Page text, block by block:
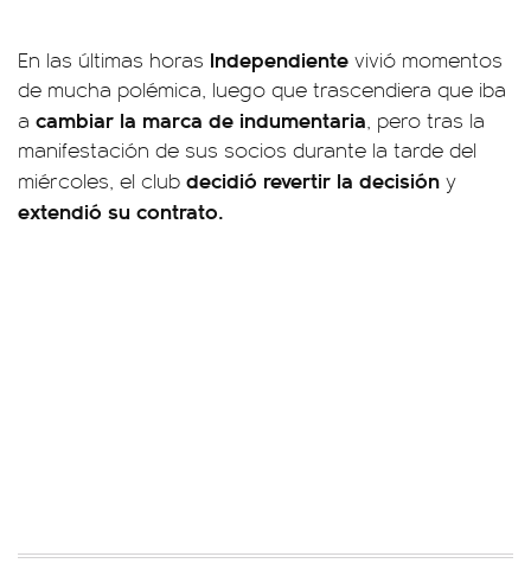
En las últimas horas Independiente vivió momentos
de mucha polémica, luego que trascendiera que iba
a cambiar la marca de indumentaria, pero tras la
manifestación de sus socios durante la tarde del
miércoles, el club decidió revertir la decisión y
extendió su contrato.